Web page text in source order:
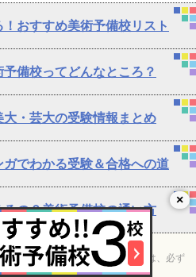
おすすめ美術予備校リスト
備校ってどんなところ？
大・芸大の受験情報まとめ
でわかる受験＆合格への道
の？美術予備校の通い方
×
免責事項
基に作成しています。最新情報は、必ず
をご確認ください。